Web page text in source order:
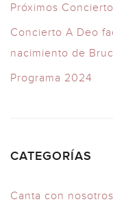
Próximos
Concierto A Deo
nacimiento de
Programa 2024
CATEGORÍAS
Canta con nosotros